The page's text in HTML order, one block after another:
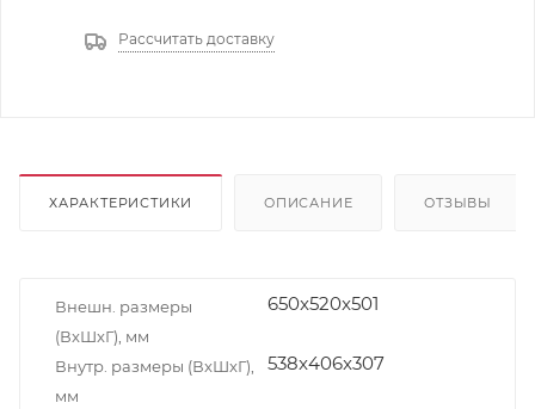
Рассчитать доставку
ХАРАКТЕРИСТИКИ ОПИСАНИЕ ОТЗЫВЫ
Внешн. размеры
(ВxШxГ), мм
650x520x501
Внутр. размеры (ВxШxГ),
мм
538x406x307